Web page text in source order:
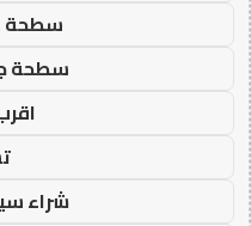
سطحة
سطحة
شراء